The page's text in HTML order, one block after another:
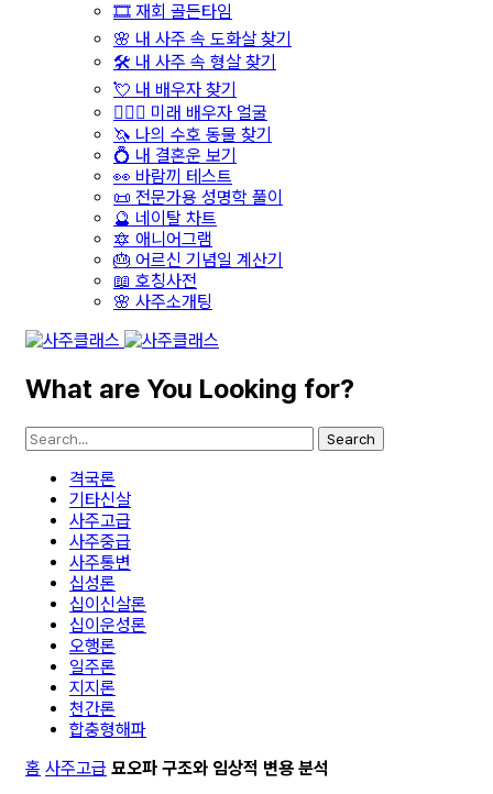
🎞️ 재회 골든타임
🌸 내 사주 속 도화살 찾기
🛠️ 내 사주 속 형살 찾기
💘 내 배우자 찾기
👩‍❤️‍👨 미래 배우자 얼굴
🦄 나의 수호 동물 찾기
💍 내 결혼운 보기
👀 바람끼 테스트
📜 전문가용 성명학 풀이
🔮 네이탈 차트
🔯 애니어그램
🎂 어르신 기념일 계산기
📖 호칭사전
🌸 사주소개팅
What are You Looking for?
Search
격국론
기타신살
사주고급
사주중급
사주통변
십성론
십이신살론
십이운성론
오행론
일주론
지지론
천간론
합충형해파
홈 사주고급 묘오파 구조와 임상적 변용 분석